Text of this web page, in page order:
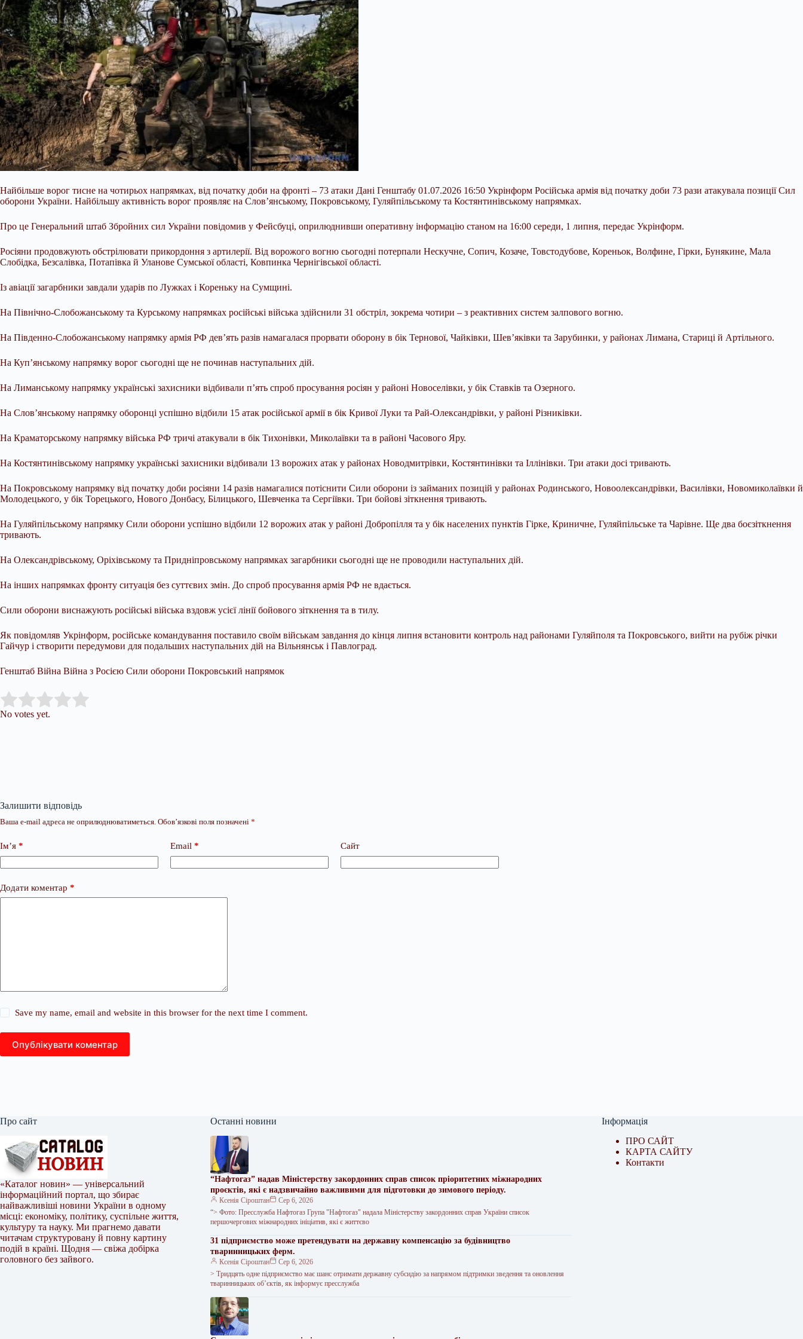
Найбільше ворог тисне на чотирьох напрямках, від початку доби на фронті – 73 атаки Дані Генштабу 01.07.2026 16:50 Укрінформ Російська армія від початку доби 73 рази атакувала позиції Сил
оборони України. Найбільшу активність ворог проявляє на Слов’янському, Покровському, Гуляйпільському та Костянтинівському напрямках.
Про це Генеральний штаб Збройних сил України повідомив у Фейсбуці, оприлюднивши оперативну інформацію станом на 16:00 середи, 1 липня, передає Укрінформ.
Росіяни продовжують обстрілювати прикордоння з артилерії. Від ворожого вогню сьогодні потерпали Нескучне, Сопич, Козаче, Товстодубове, Кореньок, Волфине, Гірки, Бунякине, Мала
Слобідка, Безсалівка, Потапівка й Уланове Сумської області, Ковпинка Чернігівської області.
Із авіації загарбники завдали ударів по Лужках і Кореньку на Сумщині.
На Північно-Слобожанському та Курському напрямках російські війська здійснили 31 обстріл, зокрема чотири – з реактивних систем залпового вогню.
На Південно-Слобожанському напрямку армія РФ дев’ять разів намагалася прорвати оборону в бік Тернової, Чайківки, Шев’яківки та Зарубинки, у районах Лимана, Стариці й Артільного.
На Куп’янському напрямку ворог сьогодні ще не починав наступальних дій.
На Лиманському напрямку українські захисники відбивали п’ять спроб просування росіян у районі Новоселівки, у бік Ставків та Озерного.
На Слов’янському напрямку оборонці успішно відбили 15 атак російської армії в бік Кривої Луки та Рай-Олександрівки, у районі Різниківки.
На Краматорському напрямку війська РФ тричі атакували в бік Тихонівки, Миколаївки та в районі Часового Яру.
На Костянтинівському напрямку українські захисники відбивали 13 ворожих атак у районах Новодмитрівки, Костянтинівки та Іллінівки. Три атаки досі тривають.
На Покровському напрямку від початку доби росіяни 14 разів намагалися потіснити Сили оборони із займаних позицій у районах Родинського, Новоолександрівки, Василівки, Новомиколаївки й
Молодецького, у бік Торецького, Нового Донбасу, Білицького, Шевченка та Сергіївки. Три бойові зіткнення тривають.
На Гуляйпільському напрямку Сили оборони успішно відбили 12 ворожих атак у районі Добропілля та у бік населених пунктів Гірке, Криничне, Гуляйпільське та Чарівне. Ще два боєзіткнення
тривають.
На Олександрівському, Оріхівському та Придніпровському напрямках загарбники сьогодні ще не проводили наступальних дій.
На інших напрямках фронту ситуація без суттєвих змін. До спроб просування армія РФ не вдається.
Сили оборони виснажують російські війська вздовж усієї лінії бойового зіткнення та в тилу.
Як повідомляв Укрінформ, російське командування поставило своїм військам завдання до кінця липня встановити контроль над районами Гуляйполя та Покровського, вийти на рубіж річки
Гайчур і створити передумови для подальших наступальних дій на Вільнянськ і Павлоград.
Генштаб Війна Війна з Росією Сили оборони Покровський напрямок
Rate this item:
No votes yet.
Залишити відповідь
Ваша e-mail адреса не оприлюднюватиметься. Обов’язкові поля позначені *
Ім’я * Email * Сайт
Додати коментар *
Save my name, email and website in this browser for the next time I comment.
Опублікувати коментар
Про сайт
«Каталог новин» — універсальний
інформаційний портал, що збирає
найважливіші новини України в одному
місці: економіку, політику, суспільне життя,
культуру та науку. Ми прагнемо давати
читачам структуровану й повну картину
подій в країні. Щодня — свіжа добірка
головного без зайвого.
Останні новини
“Нафтогаз” надав Міністерству закордонних справ список пріоритетних міжнародних
проєктів, які є надзвичайно важливими для підготовки до зимового періоду.
Ксенія Сіроштан
Сер 6, 2026
“> Фото: Пресслужба Нафтогаз Група "Нафтогаз" надала Міністерству закордонних справ України список
першочергових міжнародних ініціатив, які є життєво
31 підприємство може претендувати на державну компенсацію за будівництво
тваринницьких ферм.
Ксенія Сіроштан
Сер 6, 2026
> Тридцять одне підприємство має шанс отримати державну субсидію за напрямом підтримки зведення та оновлення
тваринницьких об’єктів, як інформує пресслужба
Інформація
ПРО САЙТ
КАРТА САЙТУ
Контакти